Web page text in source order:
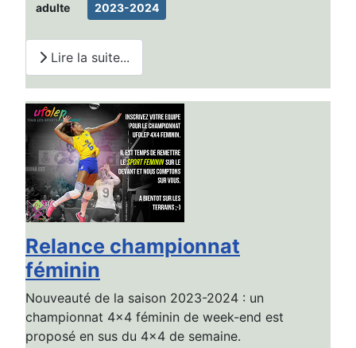
adulte 2023-2024
Lire la suite...
Relance championnat
féminin
Nouveauté de la saison 2023-2024 : un
championnat 4x4 féminin de week-end est
proposé en sus du 4x4 de semaine.